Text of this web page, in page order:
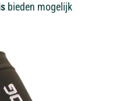
bieden mogelijk